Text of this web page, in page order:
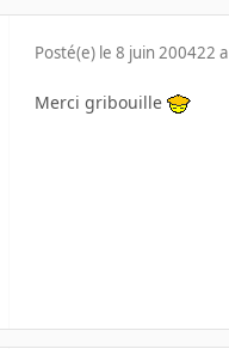
Posté(e) le 8 juin 200422 a
Merci gribouille